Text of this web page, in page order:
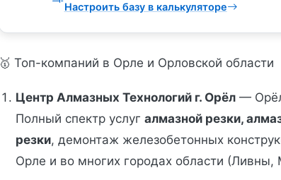
Настроить базу в калькуляторе
🥇 Топ-компаний в Орле и Орловской области
Центр Алмазных Технологий г. Орёл —
Полный спектр услуг алмазной резки,
резки, демонтаж железобетонных
Орле и во многих городах области